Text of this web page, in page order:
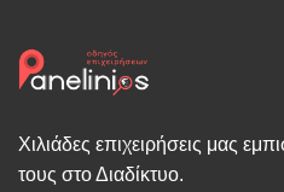
Χιλιάδες επιχειρήσεις μας
τους στο Διαδίκτυο.